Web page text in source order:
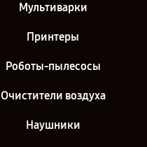
Мультиварки
Принтеры
Роботы-пылесосы
Очистители воздуха
Наушники